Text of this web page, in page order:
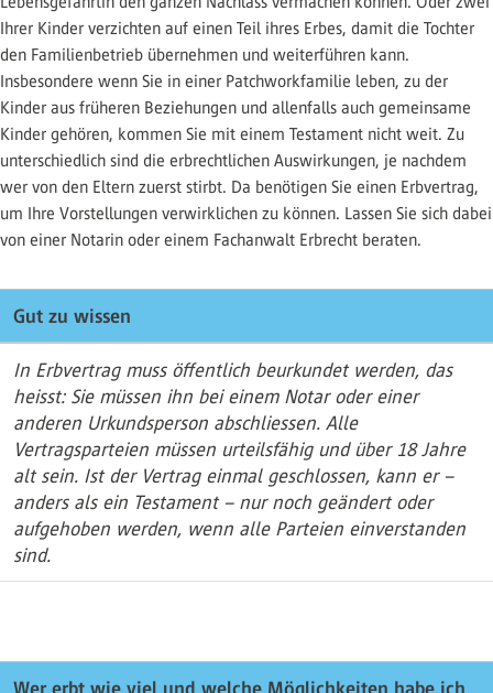
Ihrer Kinder verzichten auf einen Teil ihres Erbes, damit die Tochter
den Familienbetrieb übernehmen und weiterführen kann.
Insbesondere wenn Sie in einer Patchworkfamilie leben, zu der
Kinder aus früheren Beziehungen und allenfalls auch gemeinsame
Kinder gehören, kommen Sie mit einem Testament nicht weit. Zu
unterschiedlich sind die erbrechtlichen Auswirkungen, je nachdem
wer von den Eltern zuerst stirbt. Da benötigen Sie einen Erbvertrag,
um Ihre Vorstellungen verwirklichen zu können. Lassen Sie sich dabei
von einer Notarin oder einem Fachanwalt Erbrecht beraten.
Gut zu wissen
In Erbvertrag muss öffentlich beurkundet werden, das
heisst: Sie müssen ihn bei einem Notar oder einer
anderen Urkundsperson abschliessen. Alle
Vertragsparteien müssen urteilsfähig und über 18 Jahre
alt sein. Ist der Vertrag einmal geschlossen, kann er –
anders als ein Testament – nur noch geändert oder
aufgehoben werden, wenn alle Parteien einverstanden
sind.
Wer erbt wie viel und welche Möglichkeiten habe ich